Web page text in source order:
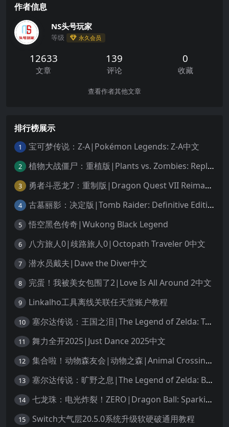
作者信息
NS头号玩家
等级 永久会员
12633
文章
139
评论
0
收藏
查看作者其他文章
排行榜展示
1 宝可梦传说：Z-A|Pokémon Legends: Z-A中文
2 植物大战僵尸：重植版|Plants vs. Zombies: Replanted中文
3 勇者斗恶龙7：重制版|Dragon Quest VII Reimagined中文
4 古墓丽影：决定版|Tomb Raider: Definitive Edition中文
5 悟空黑色传奇|Wukong Black Legend
6 八方旅人0|歧路旅人0|Octopath Traveler 0中文
7 潜水员戴夫|Dave the Diver中文
8 完蛋！我被美女包围了2|Love Is All Around 2中文
9 Linkalho工具离线关联任天堂账户教程
10 塞尔达传说：王国之泪|The Legend of Zelda: Tears of the Kingdom中文
11 舞力全开2025|Just Dance 2025中文
12 集合啦！动物森友会|动物之森|Animal Crossing: New Horizons中文
13 塞尔达传说：旷野之息|The Legend of Zelda: Breath of the Wild中文
14 七龙珠：电光炸裂！ZERO|Dragon Ball: Sparking! Zero中文
15 Switch大气层20.5.0系统升级软硬破通用教程